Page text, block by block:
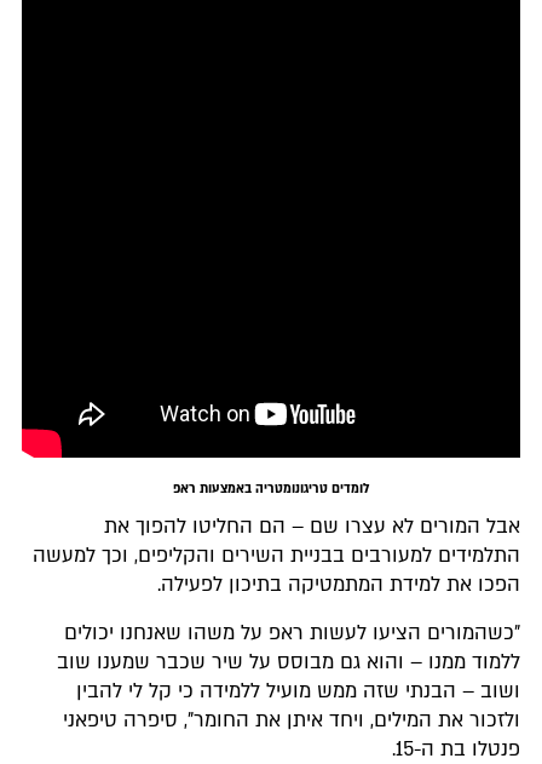
לומדים טריגונומטריה באמצעות ראפ
אבל המורים לא עצרו שם – הם החליטו להפוך את
התלמידים למעורבים בבניית השירים והקליפים, וכך למעשה
הפכו את למידת המתמטיקה בתיכון לפעילה.
"כשהמורים הציעו לעשות ראפ על משהו שאנחנו יכולים
ללמוד ממנו – והוא גם מבוסס על שיר שכבר שמענו שוב
ושוב – הבנתי שזה ממש מועיל ללמידה כי קל לי להבין
ולזכור את המילים, ויחד איתן את החומר", סיפרה טיפאני
פנטלו בת ה-15.